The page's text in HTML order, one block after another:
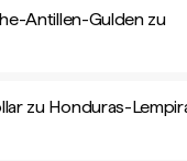
Antillen-Gulden zu
zu Honduras-